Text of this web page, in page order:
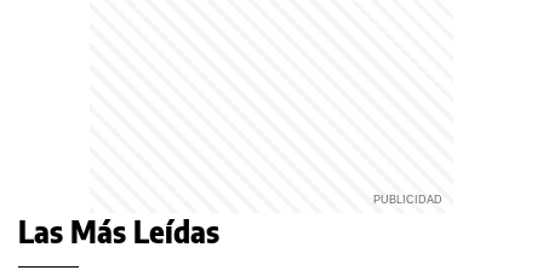
Las Más Leídas